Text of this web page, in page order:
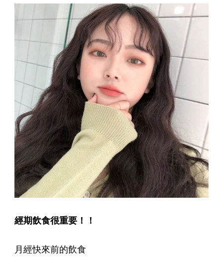
經期飲食很重要！！
月經快來前的飲食